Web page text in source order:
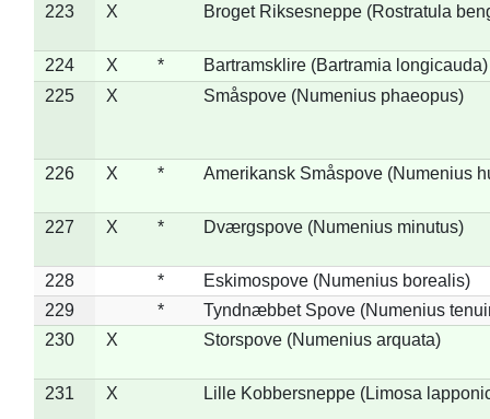
223
X Broget Riksesneppe (Rostratula
224 X *
Bartramsklire (Bartramia longicauda)
225
X Småspove (Numenius phaeopus)
226 X * Amerikansk Småspove (Numenius
227 X * Dværgspove (Numenius minutus)
228 *
Eskimospove (Numenius borealis)
229
*
Tyndnæbbet Spove (Numenius
230
X Storspove (Numenius arquata)
231 X Lille Kobbersneppe (Limosa